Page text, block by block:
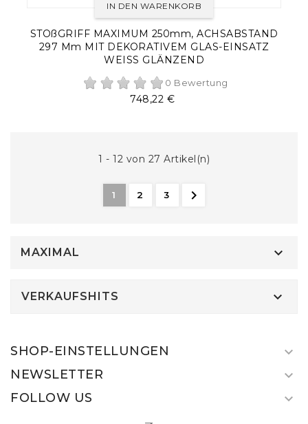
STOßGRIFF MAXIMUM 250mm, ACHSABSTAND
297 Mm MIT DEKORATIVEM GLAS-EINSATZ
WEISS GLÄNZEND
0 Bewertung
Preis
748,22 €
IN DEN WARENKORB
1 - 12 von 27 Artikel(n)
1 2 3 
MAXIMAL 
VERKAUFSHITS 
SHOP-EINSTELLUNGEN 
NEWSLETTER 
FOLLOW US 